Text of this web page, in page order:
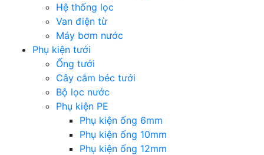
Hệ thống lọc
Van điện từ
Máy bơm nước
Phụ kiện tưới
Ống tưới
Cây cắm béc tưới
Bộ lọc nước
Phụ kiện PE
Phụ kiện ống 6mm
Phụ kiện ống 10mm
Phụ kiện ống 12mm